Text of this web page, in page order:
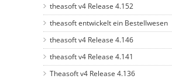
theasoft v4 Release 4.152
theasoft entwickelt ein Bestellwesen
theasoft v4 Release 4.146
theasoft v4 Release 4.141
Theasoft v4 Release 4.136